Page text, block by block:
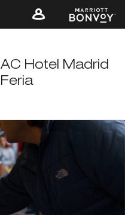
AC Hotel Madrid
Feria